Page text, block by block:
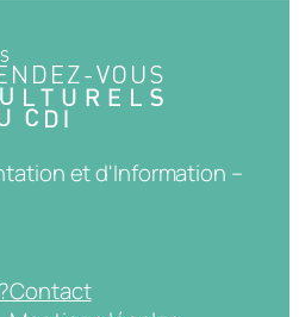
et d'Information –
Contact